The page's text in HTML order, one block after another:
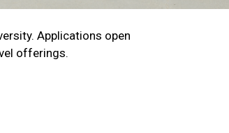
Applications open
offerings.